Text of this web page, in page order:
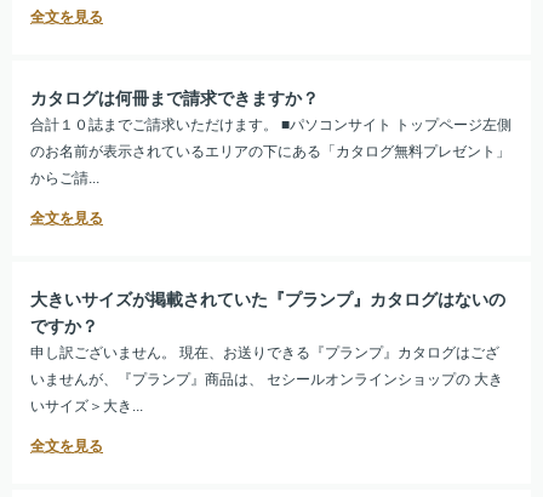
カタログは何冊まで請求できますか？
合計１０誌までご請求いただけます。 ■パソコンサイト トップページ左側
のお名前が表示されているエリアの下にある「カタログ無料プレゼント」
からご請...
大きいサイズが掲載されていた『プランプ』カタログはないの
ですか？
申し訳ございません。 現在、お送りできる『プランプ』カタログはござ
いませんが、『プランプ』商品は、 セシールオンラインショップの 大き
いサイズ＞大き...